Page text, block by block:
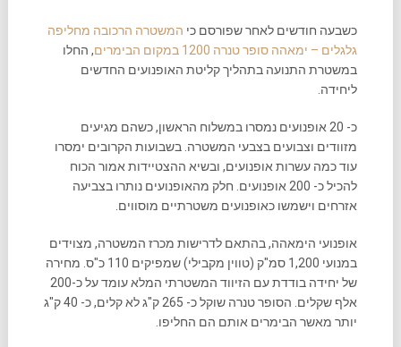
כשבעה חודשים לאחר שפורסם כי המשטרה הרכובה מחליפה
גלגלים – ימאהה סופר טנרה 1200 במקום הבימרים
, החלו
במשטרת התנועה בתהליך קליטת האופנועים החדשים
ליחידה.
כ- 20 אופנועים נמסרו במשלוח הראשון, כשהם מגיעים
מזוודים וצבועים בצבעי המשטרה. בשבועות הקרובים ימסרו
עוד כמה עשרות אופנועים, ובשיא ההצטיידות אמור הכוח
להכיל כ- 200 אופנועים. חלק מהאופנועים נותרו בצביעה
אזרחים וישמשו כאופנועים משטרתיים מוסווים.
אופנועי הימאהה, בהתאם לדרישות מכרז המשטרה, מצוידים
במנועי 1,200 סמ"ק (טווין מקבילי) שמפיקים 110 כ"ס. מחירה
של יחידה בודדת עם הזיווד המשטרתי המלא עומד על כ-200
אלף שקלים. הסופר טנרה שוקל כ- 265 ק"ג לא קלים, כ- 40 ק"ג
יותר מאשר הבימרים אותם הם החליפו.